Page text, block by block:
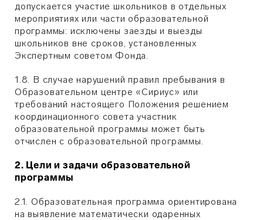
допускается участие школьников в отдельных
мероприятиях или части образовательной
программы: исключены заезды и выезды
школьников вне сроков, установленных
Экспертным советом Фонда.
1.8. В случае нарушений правил пребывания в
Образовательном центре «Сириус» или
требований настоящего Положения решением
координационного совета участник
образовательной программы может быть
отчислен с образовательной программы.
2. Цели и задачи образовательной
программы
2.1. Образовательная программа ориентирована
на выявление математически одаренных